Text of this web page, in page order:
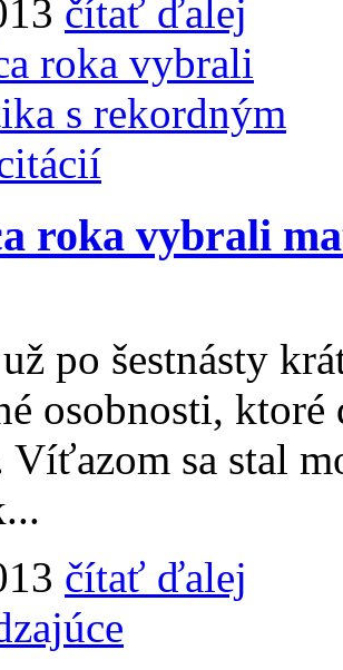
čítať ďalej
roka vybrali
po šestnásty
osobnosti,
Víťazom sa stal
čítať ďalej